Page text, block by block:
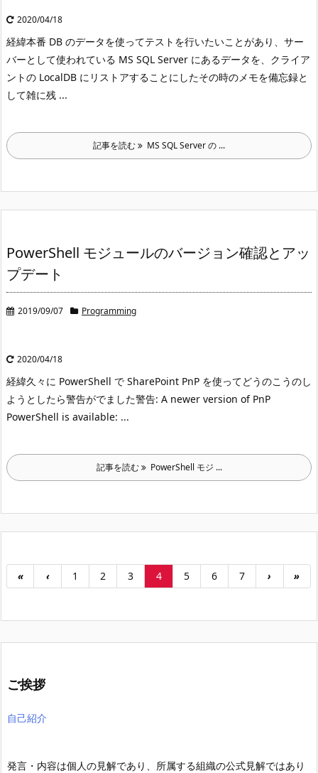
2020/04/18
経緯本番 DB のデータを使ってテストを行いたいことがあり、サー
バーとして使われている MS SQL Server にあるデータを、クライア
ントの LocalDB にリストアすることにしたその時のメモを備忘録と
して雑に残 ...
記事を読む MS SQL Server の ...
PowerShell モジュールのバージョン確認とアッ
プデート
2019/09/07 Programming
2020/04/18
経緯久々に PowerShell で SharePoint PnP を使ってどうのこうのし
ようとしたら警告がでました警告: A newer version of PnP
PowerShell is available: ...
記事を読む PowerShell モジ ...
« ‹ 1 2 3 4 5 6 7 › »
ご挨拶
自己紹介
発言・内容は個人の見解であり、所属する組織の公式見解ではあり